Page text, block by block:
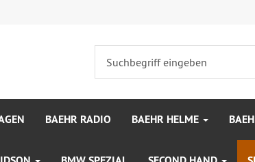
BAEHR RADIO BAEHR HELME